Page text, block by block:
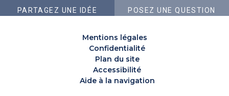
PARTAGEZ UNE IDÉE POSEZ UNE QUESTION
Mentions légales
Confidentialité
Plan du site
Accessibilité
Aide à la navigation